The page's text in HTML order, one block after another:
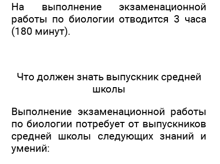
На выполнение экзаменационной
работы по биологии отводится 3 часа
(180 минут).
Что должен знать выпускник средней
школы
Выполнение экзаменационной работы
по биологии потребует от выпускников
средней школы следующих знаний и
умений: